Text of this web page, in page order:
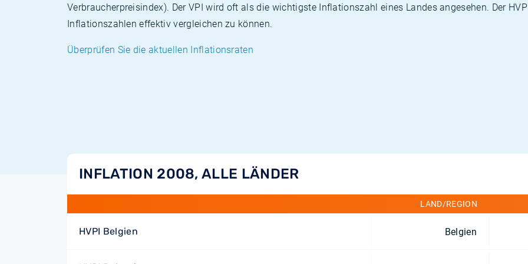
Verbraucherpreisindex). Der VPI wird oft als die wichtigste Inflationszahl eines Landes angesehen. Der
Inflationszahlen effektiv vergleichen zu können.
Überprüfen Sie die aktuellen Inflationsraten
INFLATION 2008, ALLE LÄNDER
LAND/REGION
HVPI Belgien Belgien